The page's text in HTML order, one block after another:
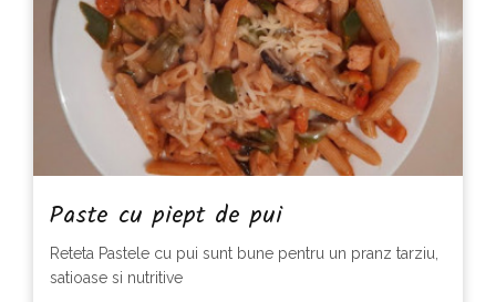
Paste cu piept de pui
Reteta Pastele cu pui sunt bune pentru un pranz tarziu,
satioase si nutritive